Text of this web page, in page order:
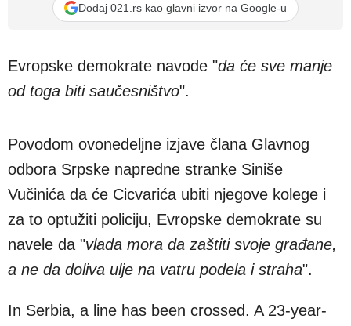
Dodaj 021.rs kao glavni izvor na Google-u
Evropske demokrate navode "da će sve manje
od toga biti saučesništvo".
Povodom ovonedeljne izjave člana Glavnog
odbora Srpske napredne stranke Siniše
Vučinića da će Cicvarića ubiti njegove kolege i
za to optužiti policiju, Evropske demokrate su
navele da "vlada mora da zaštiti svoje građane,
a ne da doliva ulje na vatru podela i straha".
In Serbia, a line has been crossed. A 23-year-